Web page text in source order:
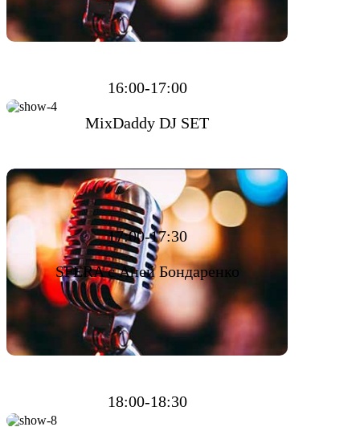
16:00-17:00
MixDaddy DJ SET
17:00-17:30
SFERA с Аней Бондаренко
18:00-18:30